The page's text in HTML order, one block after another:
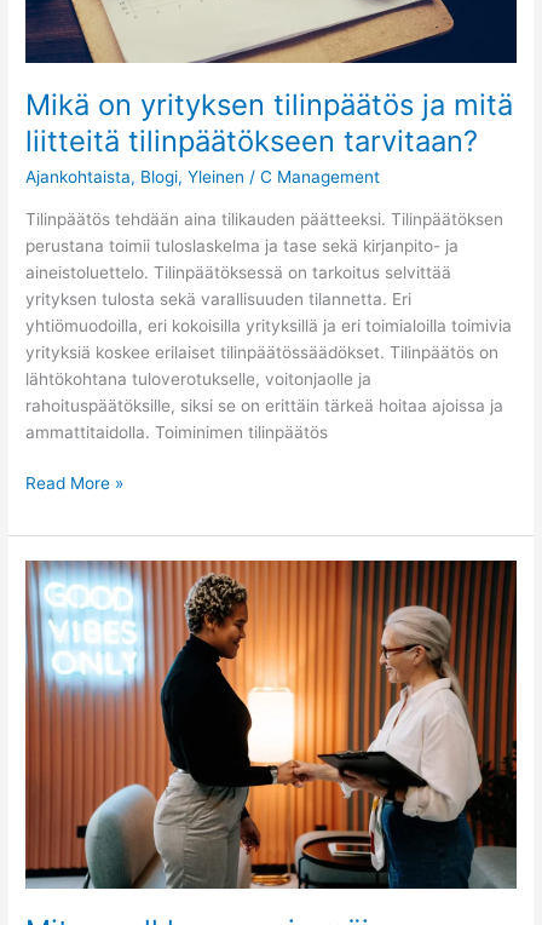
Mikä on yrityksen tilinpäätös ja mitä
liitteitä tilinpäätökseen tarvitaan?
Ajankohtaista, Blogi,Yleinen /C Management
Tilinpäätös tehdään aina tilikauden päätteeksi. Tilinpäätöksen
perustana toimii tuloslaskelma ja tase sekä kirjanpito- ja
aineistoluettelo. Tilinpäätöksessä on tarkoitus selvittää
yrityksen tulosta sekä varallisuuden tilannetta. Eri
yhtiömuodoilla, eri kokoisilla yrityksillä ja eri toimialoilla toimivia
yrityksiä koskee erilaiset tilinpäätössäädökset. Tilinpäätös on
lähtökohtana tuloverotukselle, voitonjaolle ja
rahoituspäätöksille, siksi se on erittäin tärkeä hoitaa ajoissa ja
ammattitaidolla. Toiminimen tilinpäätös
Read More »
Miten
palkkaan
ensimmäisen
työntekijän?